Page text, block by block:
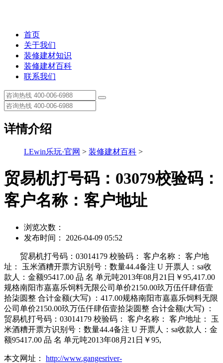
首页
关于我们
装修建材知识
装修建材百科
联系我们
详情介绍
LEwin乐玩·官网 > 装修建材百科 >
贸易机打号码：03079校验码：
客户名称：客户地址
浏览次数：
发布时间： 2026-04-09 05:52
贸易机打号码：03014179 校验码： 客户名称： 客户地
址： 玉米酒糟开票方识别号：数量44.4备注 U 开票人：sa收
款人：金额95417.00 品 名 单元吨2013年08月21日￥95,417.00
规格南阳市嘉嘉乐饲料无限公司单价2150.00玖万伍仟肆佰壹
拾柒圆整 合计金额(大写) ：417.00规格南阳市嘉嘉乐饲料无限
公司单价2150.00玖万伍仟肆佰壹拾柒圆整 合计金额(大写) ：
贸易机打号码：03014179 校验码： 客户名称： 客户地址： 玉
米酒糟开票方识别号：数量44.4备注 U 开票人：sa收款人：金
额95417.00 品 名 单元吨2013年08月21日￥95,
本文网址： http://www.gangesriver-